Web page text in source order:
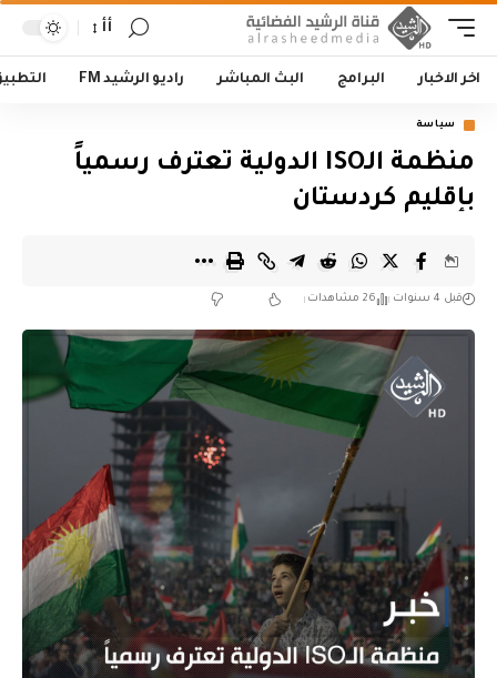
أأ
اخر الاخبار البرامج البث المباشر راديو الرشيد FM
سياسة
منظمة الـISO الدولية تعترف رسمياً
بإقليم كردستان
قبل 4 سنوات 26 مشاهدات